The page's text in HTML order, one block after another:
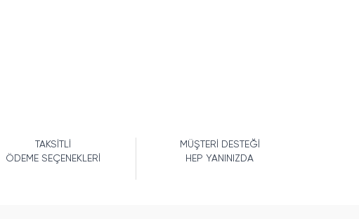
TAKSİTLİ
ÖDEME SEÇENEKLERİ
MÜŞTERİ DESTEĞİ
HEP YANINIZDA